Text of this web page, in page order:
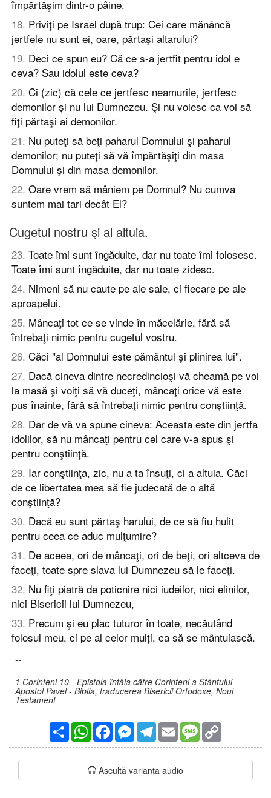
împărtăşim dintr-o pâine.
18. Priviţi pe Israel după trup: Cei care mănâncă
jertfele nu sunt ei, oare, părtaşi altarului?
19. Deci ce spun eu? Că ce s-a jertfit pentru idol e
ceva? Sau idolul este ceva?
20. Ci (zic) că cele ce jertfesc neamurile, jertfesc
demonilor şi nu lui Dumnezeu. Şi nu voiesc ca voi să
fiţi părtaşi ai demonilor.
21. Nu puteţi să beţi paharul Domnului şi paharul
demonilor; nu puteţi să vă împărtăşiţi din masa
Domnului şi din masa demonilor.
22. Oare vrem să mâniem pe Domnul? Nu cumva
suntem mai tari decât El?
Cugetul nostru şi al altuia.
23. Toate îmi sunt îngăduite, dar nu toate îmi folosesc.
Toate îmi sunt îngăduite, dar nu toate zidesc.
24. Nimeni să nu caute pe ale sale, ci fiecare pe ale
aproapelui.
25. Mâncaţi tot ce se vinde în măcelărie, fără să
întrebaţi nimic pentru cugetul vostru.
26. Căci "al Domnului este pământul şi plinirea lui".
27. Dacă cineva dintre necredincioşi vă cheamă pe voi
la masă şi voiţi să vă duceţi, mâncaţi orice vă este
pus înainte, fără să întrebaţi nimic pentru conştiinţă.
28. Dar de vă va spune cineva: Aceasta este din jertfa
idolilor, să nu mâncaţi pentru cel care v-a spus şi
pentru conştiinţă.
29. Iar conştiinţa, zic, nu a ta însuţi, ci a altuia. Căci
de ce libertatea mea să fie judecată de o altă
conştiinţă?
30. Dacă eu sunt părtaş harului, de ce să fiu hulit
pentru ceea ce aduc mulţumire?
31. De aceea, ori de mâncaţi, ori de beţi, ori altceva de
faceţi, toate spre slava lui Dumnezeu să le faceţi.
32. Nu fiţi piatră de poticnire nici iudeilor, nici elinilor,
nici Bisericii lui Dumnezeu,
33. Precum şi eu plac tuturor în toate, necăutând
folosul meu, ci pe al celor mulţi, ca să se mântuiască.
--
1 Corinteni 10 - Epistola întâia către Corinteni a Sfântului
Apostol Pavel - Biblia, traducerea Bisericii Ortodoxe, Noul
Testament
PartajareWhatsAppFacebookMessengerTelegram
Email Message
Ascultă varianta audio